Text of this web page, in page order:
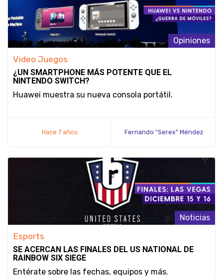
Opiniones
Video Juegos
¿UN SMARTPHONE MÁS POTENTE QUE EL
NINTENDO SWITCH?
Huawei muestra su nueva consola portátil.
Hace 7 años Fernando "Serex" Méndez
Noticias
Esports
SE ACERCAN LAS FINALES DEL US NATIONAL DE
RAINBOW SIX SIEGE
Entérate sobre las fechas, equipos y más.